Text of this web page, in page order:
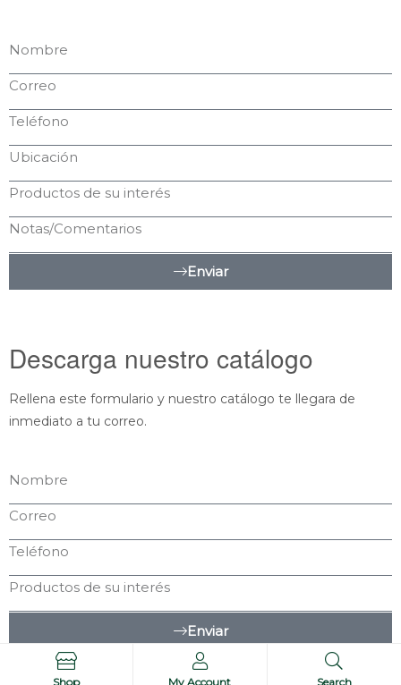
Shop My Account Search
Enviar
Descarga nuestro catálogo
Rellena este formulario y nuestro catálogo te llegara de
inmediato a tu correo.
Enviar